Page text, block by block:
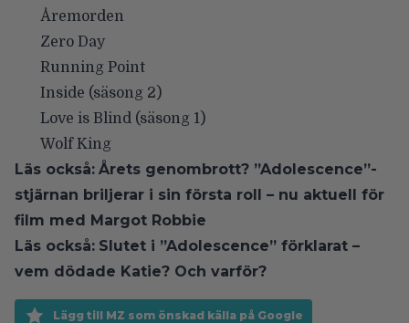
Åremorden
Zero Day
Running Point
Inside (säsong 2)
Love is Blind (säsong 1)
Wolf King
Läs också: Årets genombrott? ”Adolescence”-
stjärnan briljerar i sin första roll – nu aktuell för
film med Margot Robbie
Läs också: Slutet i ”Adolescence” förklarat –
vem dödade Katie? Och varför?
Lägg till MZ som önskad källa på Google